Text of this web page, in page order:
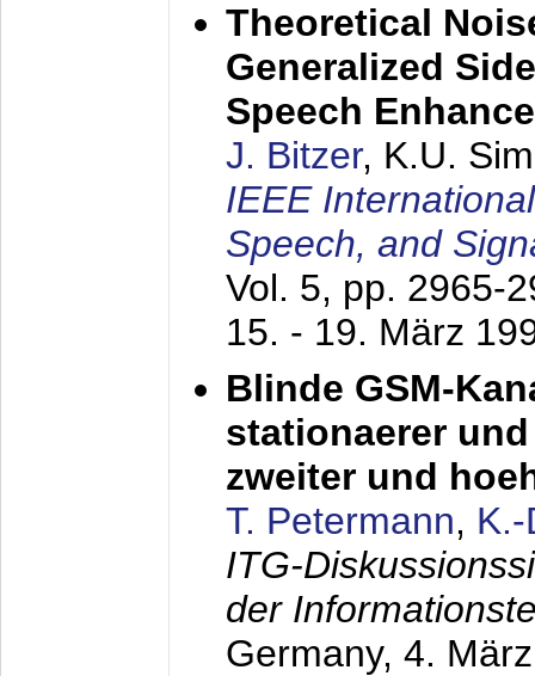
Theoretical
Generalized
Speech
J. Bitzer, K.U.
IEEE
Speech, and
Vol. 5, pp. 2965-
15. - 19. März
Blinde GSM-
stationaerer
zweiter und
T. Petermann,
ITG-
der
Germany, 4.